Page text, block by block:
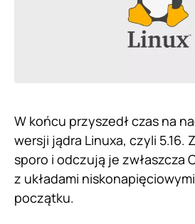
W końcu przyszedł czas na
wersji jądra Linuxa, czyli 5.16.
sporo i odczują je zwłaszcza
z układami
początku.